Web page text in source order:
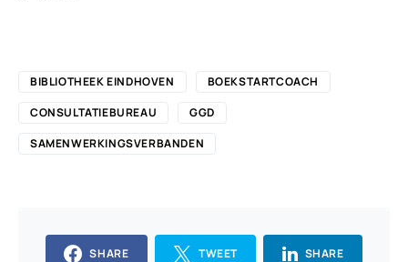
BIBLIOTHEEK EINDHOVEN
BOEKSTARTCOACH
CONSULTATIEBUREAU
GGD
SAMENWERKINGSVERBANDEN
SHARE TWEET SHARE